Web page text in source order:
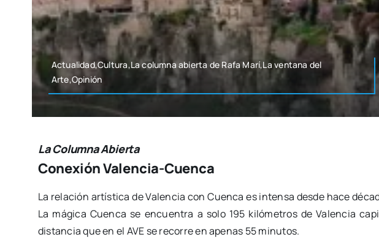
Actualidad,Cultura,La colum­na abier­ta de Rafa Marí,La ven­ta­na del
Arte,Opinión
La Columna Abierta
Conexión Valencia-Cuenca
La rela­ción artís­ti­ca de Valen­cia con Cuen­ca es inten­sa des­de hace
La mági­ca Cuen­ca se encuen­tra a solo 195 kiló­me­tros de Valen­cia
dis­tan­cia que en el AVE se reco­rre en ape­nas 55 minu­tos.